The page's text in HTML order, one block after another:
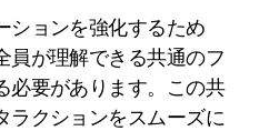
ションを強化するため
員が理解できる共通のフ
必要があります。この共
ラクションをスムーズに